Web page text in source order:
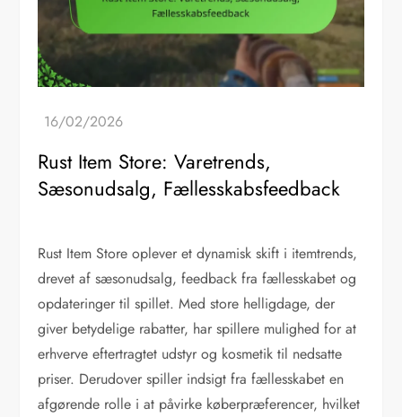
Rust Item Store: Varetrends,
Sæsonudsalg, Fællesskabsfeedback
Rust Item Store oplever et dynamisk skift i itemtrends,
drevet af sæsonudsalg, feedback fra fællesskabet og
opdateringer til spillet. Med store helligdage, der
giver betydelige rabatter, har spillere mulighed for at
erhverve eftertragtet udstyr og kosmetik til nedsatte
priser. Derudover spiller indsigt fra fællesskabet en
afgørende rolle i at påvirke køberpræferencer, hvilket